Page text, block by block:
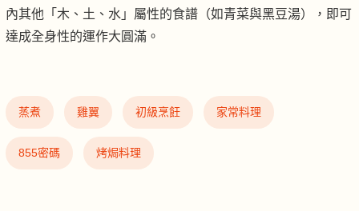
內其他「木、土、水」屬性的食譜（如青菜與黑豆湯），即可
達成全身性的運作大圓滿。
蒸煮 雞翼 初級烹飪 家常料理
855密碼 烤焗料理